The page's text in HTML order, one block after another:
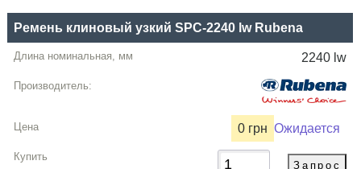
Ремень клиновый узкий SPC-2240 lw Rubena
2240 lw
0 грн Ожидается